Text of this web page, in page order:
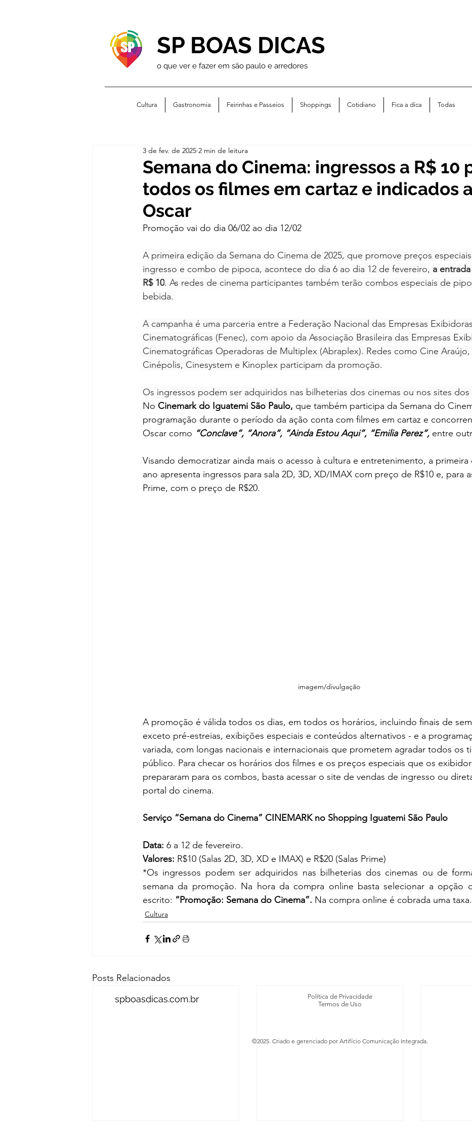
SP BOAS DICAS
o que ver e fazer em são paulo e arredores
Cultura Gastronomia Feirinhas e Passeios Shoppings Cotidiano Fica a dica Todas
Semana do Cinema: ingressos a R$ 10
todos os filmes em cartaz e indicados
Oscar
3 de fev. de 2025 2 min de leitura
Promoção vai do dia 06/02 ao dia 12/02
A primeira edição da Semana do Cinema de 2025, que promove preços
ingresso e combo de pipoca, acontece do dia 6 ao dia 12 de fevereiro, a
R$ 10. As redes de cinema participantes também terão combos especiais de
bebida.
A campanha é uma parceria entre a Federação Nacional das Empresas Exibidoras
Cinematográficas (Fenec), com apoio da Associação Brasileira das Empresas
Cinematográficas Operadoras de Multiplex (Abraplex). Redes como Cine Araújo,
Cinépolis, Cinesystem e Kinoplex participam da promoção.
Os ingressos podem ser adquiridos nas bilheterias dos cinemas ou nos sites dos
No Cinemark do Iguatemi São Paulo, que também participa da Semana do
programação durante o período da ação conta com filmes em cartaz e
Oscar como “Conclave”, “Anora”, “Ainda Estou Aqui”, “Emilia Perez”, entre
Visando democratizar ainda mais o acesso à cultura e entretenimento, a
ano apresenta ingressos para sala 2D, 3D, XD/IMAX com preço de R$10 e, para
Prime, com o preço de R$20.
imagem/divulgação
A promoção é válida todos os dias, em todos os horários, incluindo finais de
exceto pré-estreias, exibições especiais e conteúdos alternativos - e a
variada, com longas nacionais e internacionais que prometem agradar todos os
público. Para checar os horários dos filmes e os preços especiais que os
prepararam para os combos, basta acessar o site de vendas de ingresso ou
portal do cinema.
Serviço “Semana do Cinema” CINEMARK no Shopping Iguatemi São Paulo
Data: 6 a 12 de fevereiro.
Valores: R$10 (Salas 2D, 3D, XD e IMAX) e R$20 (Salas Prime)
*Os ingressos podem ser adquiridos nas bilheterias dos cinemas ou de
semana da promoção. Na hora da compra online basta selecionar a opção
escrito: “Promoção: Semana do Cinema”. Na compra online é cobrada uma taxa.
Cultura
Posts Relacionados
spboasdicas.com.br
Política de Privacidade
Termos de Uso
©2025. Criado e gerenciado por Artifício Comunicação Integrada.